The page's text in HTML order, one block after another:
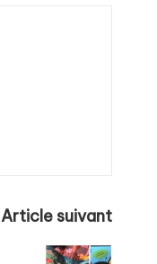
Article suivant